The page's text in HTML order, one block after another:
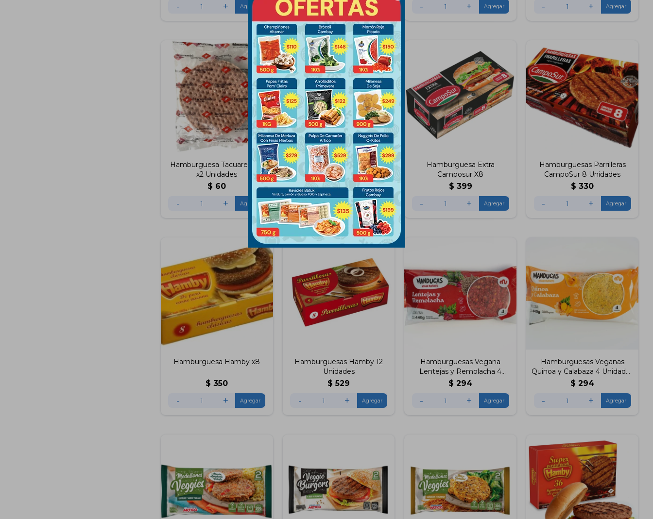
- + - + - + - +
Hamburguesa Tacuarembó
x2 Unidades
$ 60
- +
Hamburguesa Extra Grande
Camposur X2 Uds
$ 115
- +
Hamburguesa Extra
Camposur X8
$ 399
- +
Hamburguesas Parrilleras
CampoSur 8 Unidades
$ 330
- +
Hamburguesa Hamby x8
$ 350
- +
Hamburguesas Hamby 12
Unidades
$ 529
- +
Hamburguesas Vegana
Lentejas y Remolacha 4
Unidades
$ 294
- +
Hamburguesas Veganas
Quinoa y Calabaza 4 Unidades
Manducas
$ 294
- +